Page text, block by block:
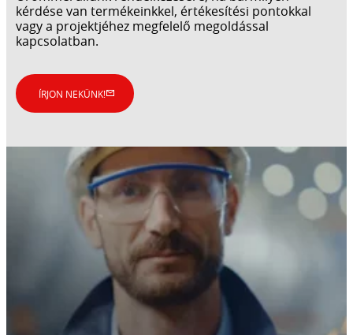
kérdése van termékeinkkel, értékesítési pontokkal
vagy a projektjéhez megfelelő megoldással
kapcsolatban.
ÍRJON NEKÜNK!